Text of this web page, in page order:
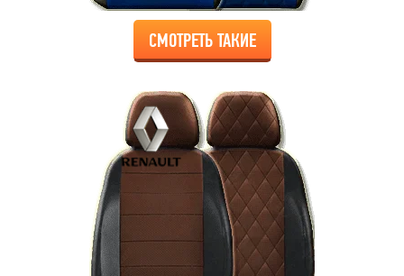
СМОТРЕТЬ ТАКИЕ